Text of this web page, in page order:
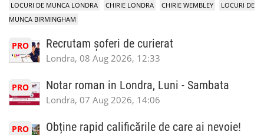
LOCURI DE MUNCA LONDRA CHIRIE LONDRA CHIRIE WEMBLEY
LOCURI DE
MUNCA BIRMINGHAM
PRO Recrutam șoferi de curierat
Londra, 08 Aug 2026, 12:33
PRO Notar roman in Londra, Luni - Sambata
Londra, 07 Aug 2026, 14:06
PRO Obține rapid calificările de care ai nevoie!